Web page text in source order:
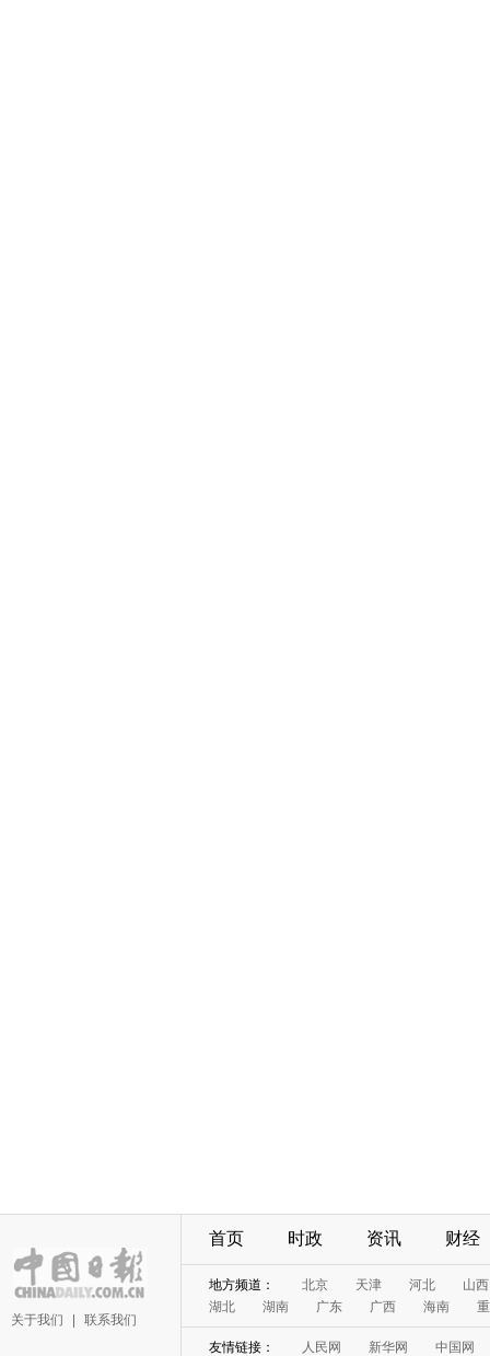
关于我们 联系我们
首页 时政 资讯 财经
地方频道： 北京 天津 河北
山西
湖北
湖南 广东 广西 海南
友情链接： 人民网 新华网
中国网